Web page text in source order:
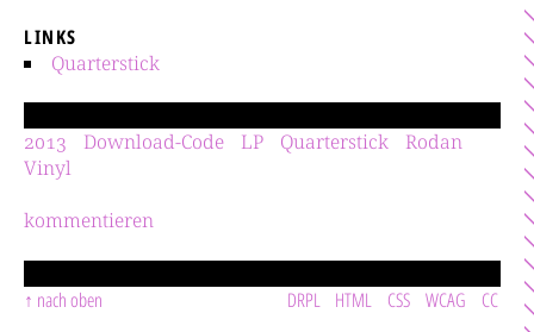
LINKS
Quarterstick
2013 Download-Code LP Quarterstick
Rodan
Vinyl
kommentieren
DRPL HTML CSS WCAG CC
nach oben